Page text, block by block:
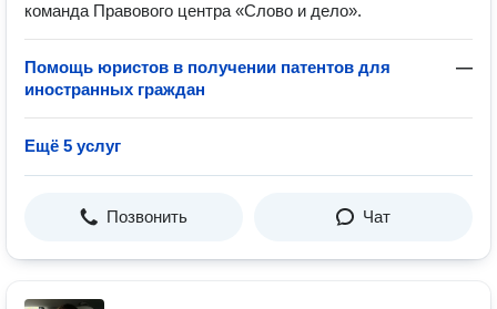
команда Правового центра «Слово и дело».
Помощь юристов в получении патентов для
иностранных граждан
—
Ещё 5 услуг
Позвонить Чат